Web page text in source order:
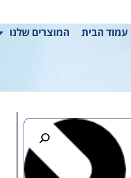
עמוד הבית המוצרים שלנו